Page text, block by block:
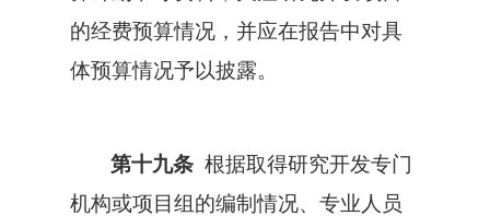
的经费预算情况，并应在报告中对具
体预算情况予以披露。
第十九条 根据取得研究开发专门
机构或项目组的编制情况、专业人员